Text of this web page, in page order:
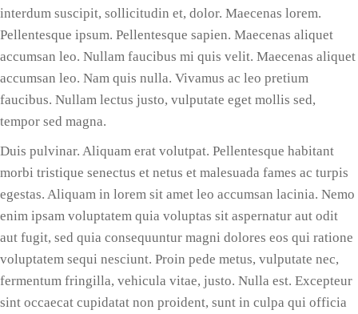
interdum suscipit, sollicitudin et, dolor. Maecenas lorem.
Pellentesque ipsum. Pellentesque sapien. Maecenas aliquet
accumsan leo. Nullam faucibus mi quis velit. Maecenas aliquet
accumsan leo. Nam quis nulla. Vivamus ac leo pretium
faucibus. Nullam lectus justo, vulputate eget mollis sed,
tempor sed magna.
Duis pulvinar. Aliquam erat volutpat. Pellentesque habitant
morbi tristique senectus et netus et malesuada fames ac turpis
egestas. Aliquam in lorem sit amet leo accumsan lacinia. Nemo
enim ipsam voluptatem quia voluptas sit aspernatur aut odit
aut fugit, sed quia consequuntur magni dolores eos qui ratione
voluptatem sequi nesciunt. Proin pede metus, vulputate nec,
fermentum fringilla, vehicula vitae, justo. Nulla est. Excepteur
sint occaecat cupidatat non proident, sunt in culpa qui officia